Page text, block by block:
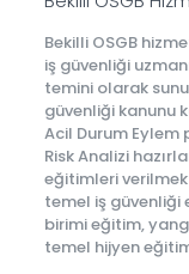
Bekilli OSGB
iş güvenliği
temini olarak
güvenliği kanunu
Acil Durum Eylem
Risk Analizi
eğitimleri
temel iş güvenliği
birimi eğitim,
temel hijyen